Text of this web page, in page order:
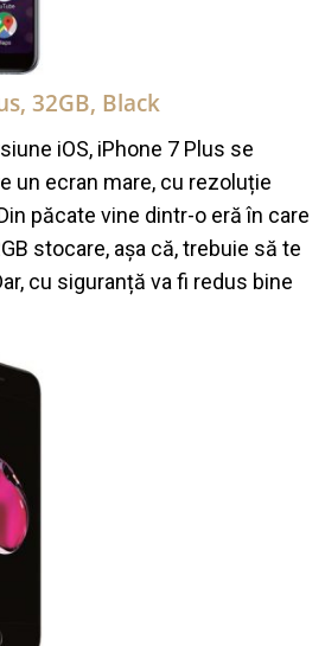
32GB, Black
iOS, iPhone 7 Plus se
un ecran mare, cu rezoluție
păcate vine dintr-o eră în care
stocare, așa că, trebuie să te
cu siguranță va fi redus bine